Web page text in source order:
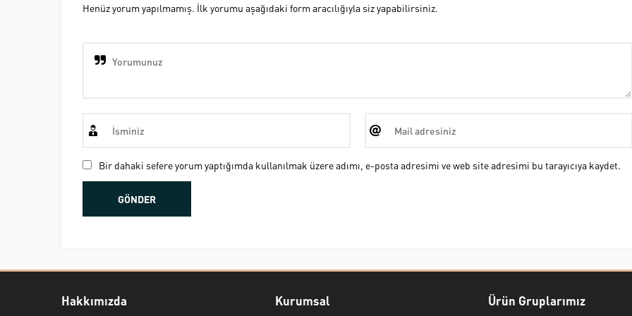
Henüz yorum yapılmamış. İlk yorumu aşağıdaki form aracılığıyla siz yapabilirsiniz.
Bir dahaki sefere yorum yaptığımda kullanılmak üzere adımı, e-posta adresimi ve web site adresimi bu tarayıcıya kaydet.
Hakkımızda Kurumsal Ürün Gruplarımız